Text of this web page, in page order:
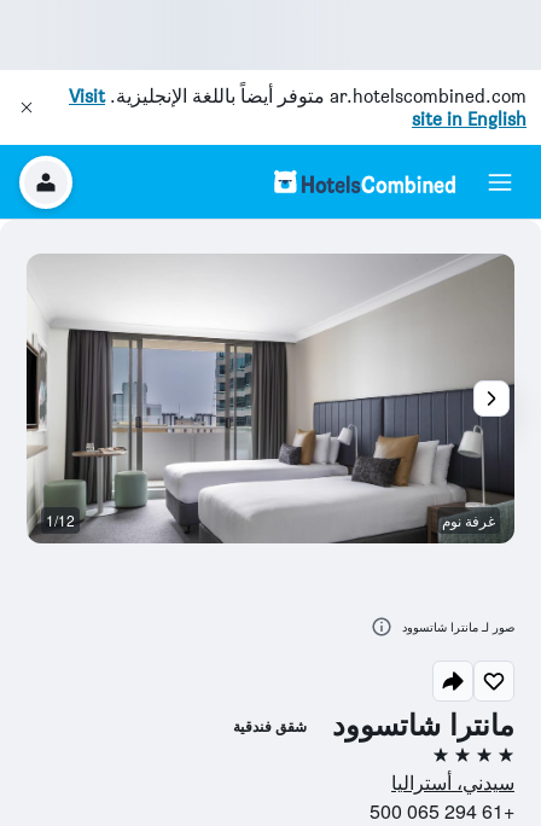
ar.hotelscombined.com متوفر أيضاً باللغة الإنجليزية.Visit
site in English
مانترا شاتسوود شقق فندقية
4 نجوم
سيدني، أستراليا
+61 294 065 500
غرفة نوم 1/12
صور لـ مانترا شاتسوود